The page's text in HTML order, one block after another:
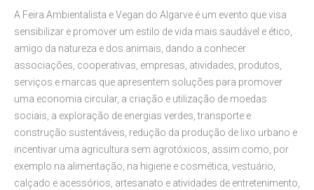
A Feira Ambientalista e Vegan do Algarve é um evento que visa
sensibilizar e promover um estilo de vida mais saudável e ético,
amigo da natureza e dos animais, dando a conhecer
associações, cooperativas, empresas, atividades, produtos,
serviços e marcas que apresentem soluções para promover
uma economia circular, a criação e utilização de moedas
sociais, a exploração de energias verdes, transporte e
construção sustentáveis, redução da produção de lixo urbano e
incentivar uma agricultura sem agrotóxicos, assim como, por
exemplo na alimentação, na higiene e cosmética, vestuário,
calçado e acessórios, artesanato e atividades de entretenimento,